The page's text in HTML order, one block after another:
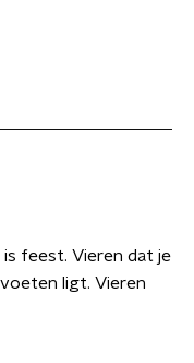
is feest. Vieren dat je
ligt. Vieren